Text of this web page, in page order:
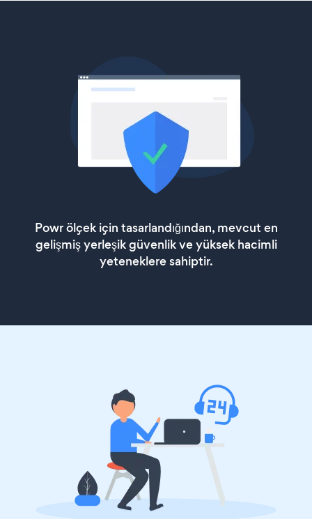
Powr ölçek için tasarlandığından, mevcut en
gelişmiş yerleşik güvenlik ve yüksek hacimli
yeteneklere sahiptir.